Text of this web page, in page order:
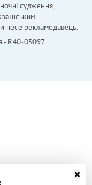
судження,
несе рекламодавець.
- R40-05097